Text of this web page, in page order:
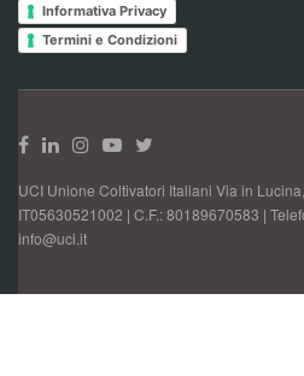
Informativa Privacy
Termini e Condizioni
UCI Unione Coltivatori Italiani Via in
IT05630521002 | C.F.: 80189670583 |
info@uci.it